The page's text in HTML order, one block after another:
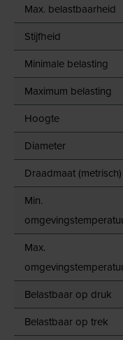
Max. belastbaarheid
Stijfheid
Minimale belasting
Maximum belasting
Hoogte
Diameter
Draadmaat (metrisch)
Min.
Max.
Belastbaar op druk
Belastbaar op trek